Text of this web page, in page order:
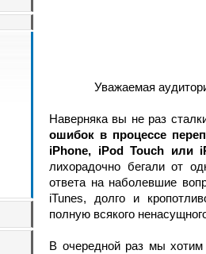
Уважаемая
Наверняка вы не раз
ошибок в процессе
iPhone, iPod Touch или
лихорадочно бегали от
ответа на наболевшие
iTunes, долго и
полную всякого
В очередной раз мы